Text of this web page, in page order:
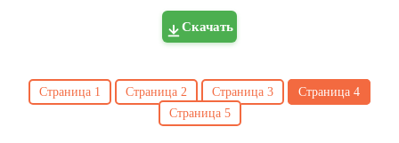
Скачать
Страница 1 Страница 2 Страница 3 Страница 4
Страница 5